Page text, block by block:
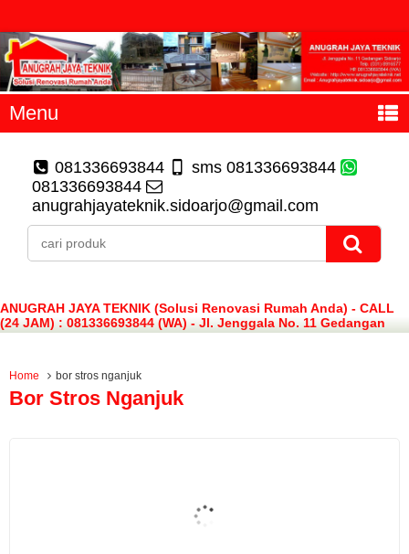
Menu
081336693844
sms 081336693844
081336693844
anugrahjayateknik.sidoarjo@gmail.com
ANUGRAH JAYA TEKNIK (Solusi Renovasi Rumah Anda) - CALL
(24 JAM) : 081336693844 (WA) - Jl. Jenggala No. 11 Gedangan
Sidoarjo
Home bor stros nganjuk
Bor Stros Nganjuk